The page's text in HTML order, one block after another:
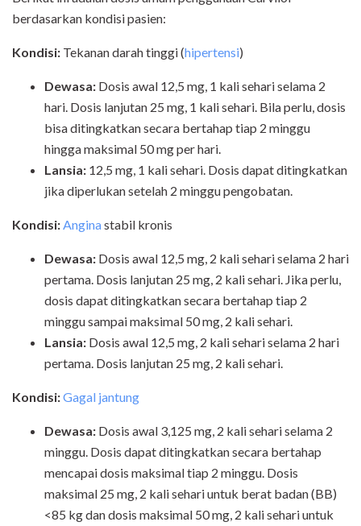
berdasarkan kondisi pasien:
Kondisi: Tekanan darah tinggi (hipertensi)
Dewasa: Dosis awal 12,5 mg, 1 kali sehari selama 2
hari. Dosis lanjutan 25 mg, 1 kali sehari. Bila perlu, dosis
bisa ditingkatkan secara bertahap tiap 2 minggu
hingga maksimal 50 mg per hari.
Lansia: 12,5 mg, 1 kali sehari. Dosis dapat ditingkatkan
jika diperlukan setelah 2 minggu pengobatan.
Kondisi:Anginastabil kronis
Dewasa: Dosis awal 12,5 mg, 2 kali sehari selama 2 hari
pertama. Dosis lanjutan 25 mg, 2 kali sehari. Jika perlu,
dosis dapat ditingkatkan secara bertahap tiap 2
minggu sampai maksimal 50 mg, 2 kali sehari.
Lansia: Dosis awal 12,5 mg, 2 kali sehari selama 2 hari
pertama. Dosis lanjutan 25 mg, 2 kali sehari.
Kondisi:Gagal jantung
Dewasa: Dosis awal 3,125 mg, 2 kali sehari selama 2
minggu. Dosis dapat ditingkatkan secara bertahap
mencapai dosis maksimal tiap 2 minggu. Dosis
maksimal 25 mg, 2 kali sehari untuk berat badan (BB)
<85 kg dan dosis maksimal 50 mg, 2 kali sehari untuk